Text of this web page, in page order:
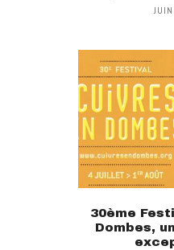
JUIN
30ème
Dombes,